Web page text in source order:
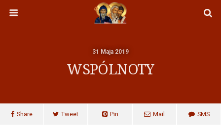
31 Maja 2019
WSPÓLNOTY
Share Tweet Pin Mail SMS